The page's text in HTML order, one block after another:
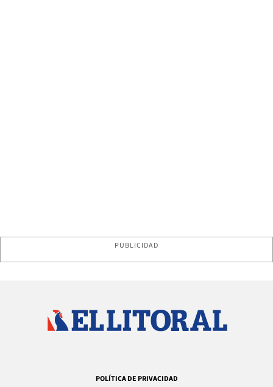
PUBLICIDAD
POLÍTICA DE PRIVACIDAD